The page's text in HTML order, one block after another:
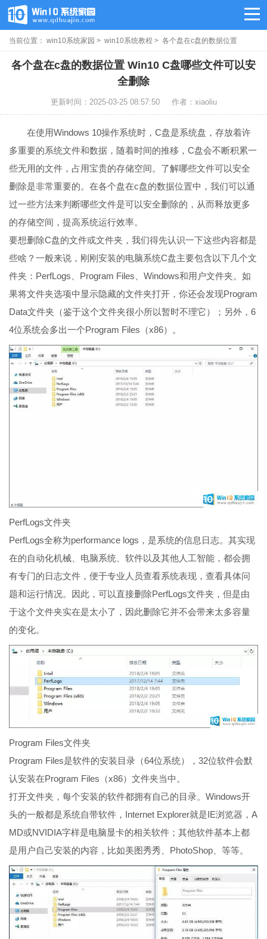
当前位置： win10系统家园 > win10系统教程 > 各个盘在c盘的数据位置
各个盘在c盘的数据位置 Win10 C盘哪些文件可以安
全删除
更新时间：2025-03-25 08:57:50 作者：xiaoliu
在使用Windows 10操作系统时，C盘是系统盘，存放着许
多重要的系统文件和数据，随着时间的推移，C盘会不断积累一
些无用的文件，占用宝贵的存储空间。了解哪些文件可以安全
删除是非常重要的。在各个盘在c盘的数据位置中，我们可以通
过一些方法来判断哪些文件是可以安全删除的，从而释放更多
的存储空间，提高系统运行效率。
要想删除C盘的文件或文件夹，我们得先认识一下这些内容都是
些啥？一般来说，刚刚安装的电脑系统C盘主要包含以下几个文
件夹：PerfLogs、Program Files、Windows和用户文件夹。如
果将文件夹选项中显示隐藏的文件夹打开，你还会发现Program
Data文件夹（鉴于这个文件夹很小所以暂时不理它）；另外，6
4位系统会多出一个Program Files（x86）。
PerfLogs文件夹
PerfLogs全称为performance logs，是系统的信息日志。其实现
在的自动化机械、电脑系统、软件以及其他人工智能，都会拥
有专门的日志文件，便于专业人员查看系统表现，查看具体问
题和运行情况。因此，可以直接删除PerfLogs文件夹，但是由
于这个文件夹实在是太小了，因此删除它并不会带来太多容量
的变化。
Program Files文件夹
Program Files是软件的安装目录（64位系统），32位软件会默
认安装在Program Files（x86）文件夹当中。
打开文件夹，每个安装的软件都拥有自己的目录。Windows开
头的一般都是系统自带软件，Internet Explorer就是IE浏览器，A
MD或NVIDIA字样是电脑显卡的相关软件；其他软件基本上都
是用户自己安装的内容，比如美图秀秀、PhotoShop、等等。